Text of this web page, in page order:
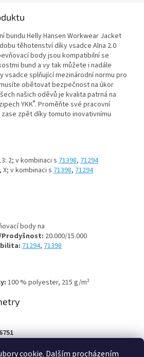
cookie. Dalším procházením
bundu Helly Hansen Workwear Jacket
těhotenství díky vsadce Alna 2.0
body jsou kompatibilní se
bund a vy tak můžete i nadále
vsadce splňující mezinárodní normu pro
obětovat bezpečnost na úkor
našich oděvů je kvalita patrná na
YKK®. Proměňte své pracovní
zpět díky tomuto inovativnímu
2; v kombinaci s 71398, 71294
X; v kombinaci s 71398, 71294
body na
20.000/15.000
71294, 71398
100 % polyester, 215 g/m²